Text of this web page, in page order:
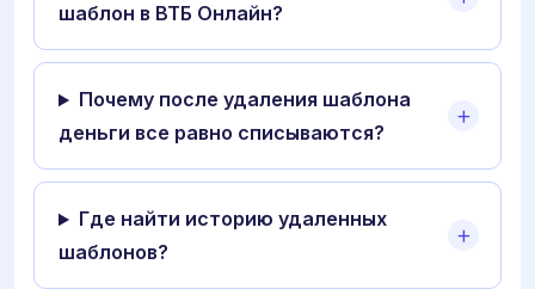
шаблон в ВТБ Онлайн?
Почему после удаления шаблона
деньги все равно списываются?
Где найти историю удаленных
шаблонов?